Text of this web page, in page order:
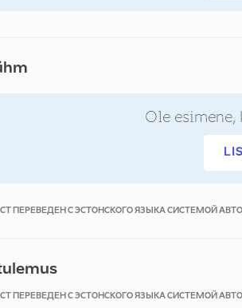
Ole esimene,
ПЕРЕВЕДЕН С ЭСТОНСКОГО ЯЗЫКА СИСТЕМОЙ
ПЕРЕВЕДЕН С ЭСТОНСКОГО ЯЗЫКА СИСТЕМОЙ